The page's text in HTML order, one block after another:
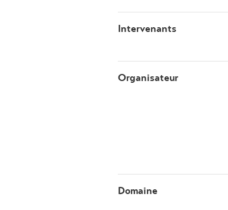
Intervenants
Organisateur
Domaine